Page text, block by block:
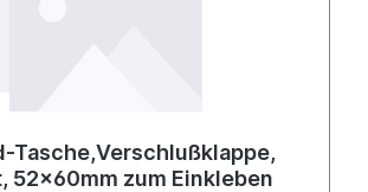
Tasche,Verschlußklappe,
52x60mm zum Einkleben